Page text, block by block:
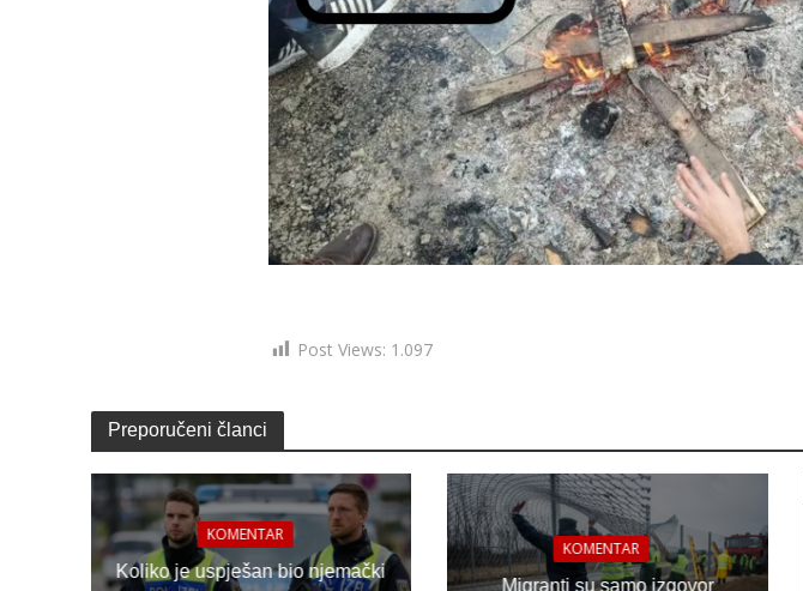
Post Views: 1.097
Preporučeni članci
KOMENTAR
Koliko je uspješan bio njemački
KOMENTAR
Migranti su samo izgovor